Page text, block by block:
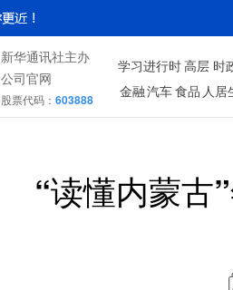
新华通讯社主办
公司官网
股票代码： 603888
学习进行时高层 时
金融汽车食品 人居
“读懂内蒙古